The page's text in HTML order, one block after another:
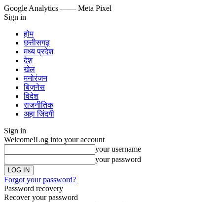
Google Analytics —— Meta Pixel
Sign in
होम
छत्तीसगढ़
मध्य प्रदेश
देश
खेल
मनोरंजन
बिज़नेस
विदेश
राजनीतिक
अहा जिंदगी
Sign in
Welcome!Log into your account
your username
your password
Forgot your password?
Password recovery
Recover your password